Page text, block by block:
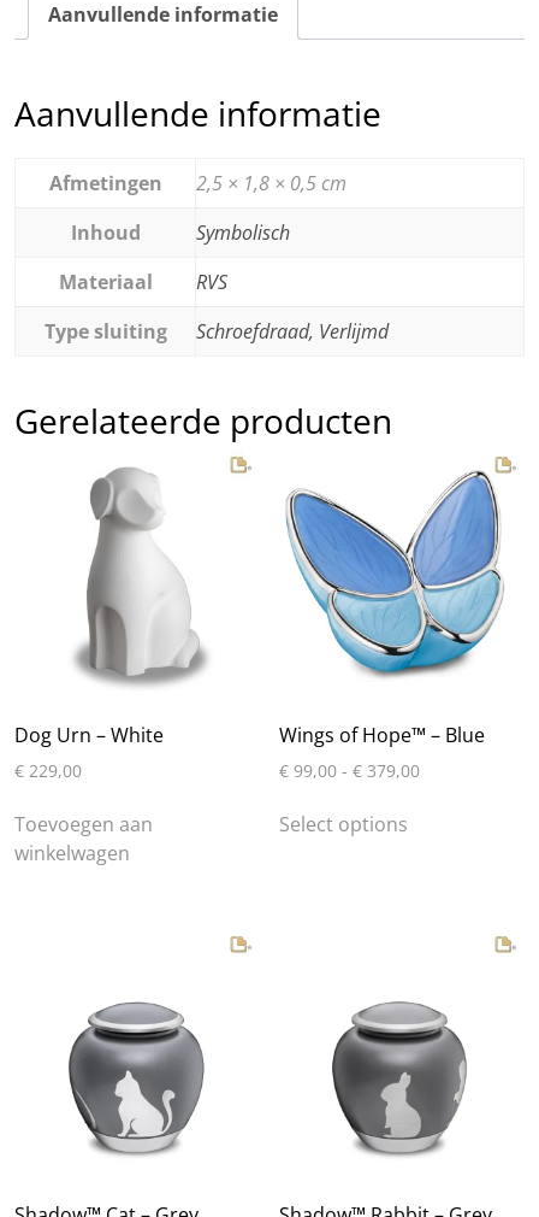
Aanvullende informatie
Aanvullende informatie
Afmetingen
2,5 × 1,8 × 0,5 cm
Inhoud
Symbolisch
Materiaal
RVS
Type sluiting
Schroefdraad, Verlijmd
Gerelateerde producten
Dog Urn – White
€ 229,00
Toevoegen aan
winkelwagen
Wings of Hope™ – Blue
€ 99,00 - € 379,00Prijsklasse:
Select options
kan
gekozen
worden
op
de